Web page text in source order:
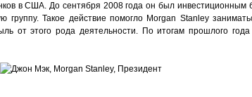
в США. До сентября 2008 года он был инвестиционным
Такое действие помогло Morgan Stanley
от этого рода деятельности. По итогам прошлого